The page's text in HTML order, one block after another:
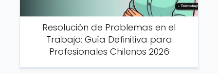
Resolución de Problemas en el
Trabajo: Guía Definitiva para
Profesionales Chilenos 2026